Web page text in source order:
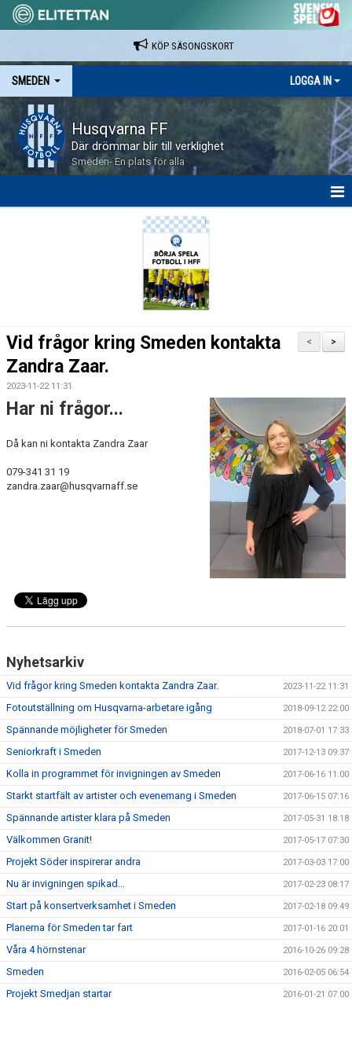
KÖP SÄSONGSKORT
SMEDEN LOGGA IN
Husqvarna FF
Där drömmar blir till verklighet
Smeden- En plats för alla
BOKNINGAR
>
<
Vid frågor kring Smeden kontakta
Zandra Zaar.
2023-11-22 11:31
Har ni frågor...
Då kan ni kontakta Zandra Zaar
079-341 31 19
zandra.zaar@husqvarnaff.se
Nyhetsarkiv
Vid frågor kring Smeden kontakta Zandra Zaar. 2023-11-22 11:31
Fotoutställning om Husqvarna-arbetare igång 2018-09-12 22:00
Spännande möjligheter för Smeden 2018-07-01 17:33
Seniorkraft i Smeden 2017-12-13 09:37
Kolla in programmet för invigningen av Smeden 2017-06-16 11:00
Starkt startfält av artister och evenemang i Smeden 2017-06-15 07:16
Spännande artister klara på Smeden 2017-05-31 18:18
Välkommen Granit! 2017-05-17 07:30
Projekt Söder inspirerar andra 2017-03-03 17:00
Nu är invigningen spikad... 2017-02-23 08:17
Start på konsertverksamhet i Smeden 2017-02-18 09:49
Planerna för Smeden tar fart 2017-01-16 20:01
Våra 4 hörnstenar 2016-10-26 09:28
Smeden 2016-02-05 06:54
Projekt Smedjan startar 2016-01-21 07:00